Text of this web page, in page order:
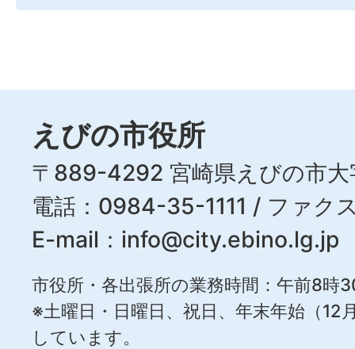
えびの市役所
〒889-4292 宮崎県えびの市大
電話：0984-35-1111 / ファ
E-mail： info@city.ebino.lg.jp
市役所・各出張所の業務時間：午前8時
※土曜日・日曜日、祝日、年末年始（12
しています。